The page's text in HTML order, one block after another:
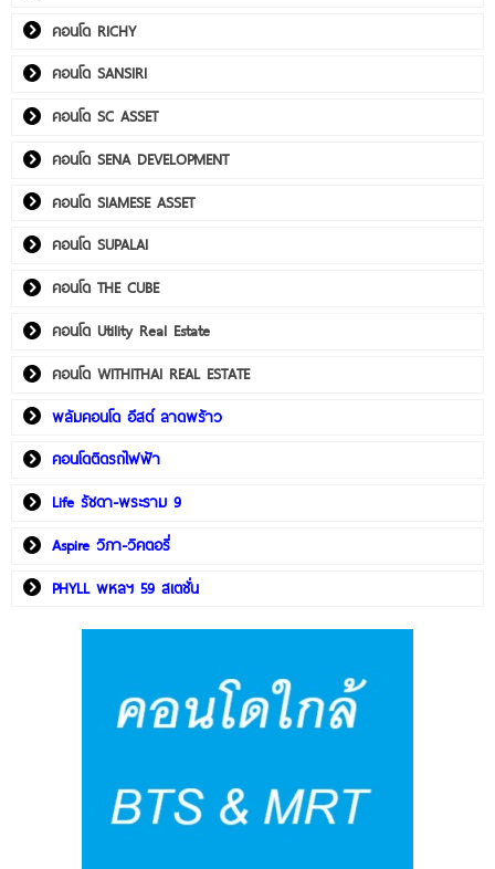
คอนโด RICHY
คอนโด SANSIRI
คอนโด SC ASSET
คอนโด SENA DEVELOPMENT
คอนโด SIAMESE ASSET
คอนโด SUPALAI
คอนโด THE CUBE
คอนโด Utility Real Estate
คอนโด WITHITHAI REAL ESTATE
พลัมคอนโด อีสต์ ลาดพร้าว
คอนโดติดรถไฟฟ้า
Life รัชดา-พระราม 9
Aspire วิภา-วิคตอรี่
PHYLL พหลฯ 59 สเตชั่น